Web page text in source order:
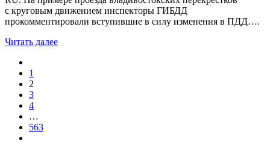
с круговым движением инспекторы ГИБДД
прокомментировали вступившие в силу изменения в ПДД….
Читать далее
1
2
3
4
…
563